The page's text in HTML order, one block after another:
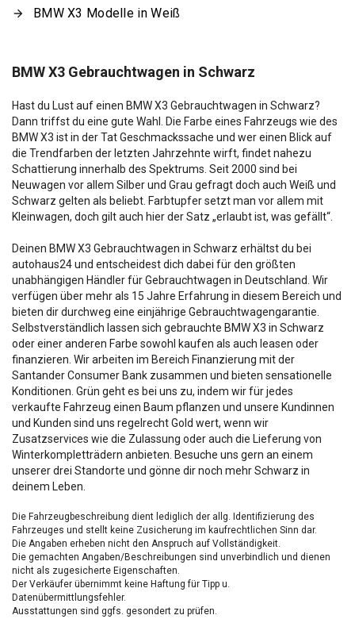
BMW X3 Modelle in Weiß
BMW X3 Gebrauchtwagen in Schwarz
Hast du Lust auf einen BMW X3 Gebrauchtwagen in Schwarz?
Dann triffst du eine gute Wahl. Die Farbe eines Fahrzeugs wie des
BMW X3 ist in der Tat Geschmackssache und wer einen Blick auf
die Trendfarben der letzten Jahrzehnte wirft, findet nahezu
Schattierung innerhalb des Spektrums. Seit 2000 sind bei
Neuwagen vor allem Silber und Grau gefragt doch auch Weiß und
Schwarz gelten als beliebt. Farbtupfer setzt man vor allem mit
Kleinwagen, doch gilt auch hier der Satz „erlaubt ist, was gefällt“.
Deinen BMW X3 Gebrauchtwagen in Schwarz erhältst du bei
autohaus24 und entscheidest dich dabei für den größten
unabhängigen Händler für Gebrauchtwagen in Deutschland. Wir
verfügen über mehr als 15 Jahre Erfahrung in diesem Bereich und
bieten dir durchweg eine einjährige Gebrauchtwagengarantie.
Selbstverständlich lassen sich gebrauchte BMW X3 in Schwarz
oder einer anderen Farbe sowohl kaufen als auch leasen oder
finanzieren. Wir arbeiten im Bereich Finanzierung mit der
Santander Consumer Bank zusammen und bieten sensationelle
Konditionen. Grün geht es bei uns zu, indem wir für jedes
verkaufte Fahrzeug einen Baum pflanzen und unsere Kundinnen
und Kunden sind uns regelrecht Gold wert, wenn wir
Zusatzservices wie die Zulassung oder auch die Lieferung von
Winterkompletträdern anbieten. Besuche uns gern an einem
unserer drei Standorte und gönne dir noch mehr Schwarz in
deinem Leben.
Die Fahrzeugbeschreibung dient lediglich der allg. Identifizierung des
Fahrzeuges und stellt keine Zusicherung im kaufrechtlichen Sinn dar.
Die Angaben erheben nicht den Anspruch auf Vollständigkeit.
Die gemachten Angaben/Beschreibungen sind unverbindlich und dienen
nicht als zugesicherte Eigenschaften.
Der Verkäufer übernimmt keine Haftung für Tipp u.
Datenübermittlungsfehler.
Ausstattungen sind ggfs. gesondert zu prüfen.